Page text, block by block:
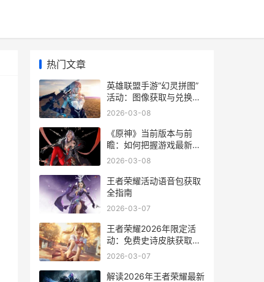
热门文章
英雄联盟手游“幻灵拼图”
活动：图像获取与兑换全
解析
2026-03-08
《原神》当前版本与前
瞻：如何把握游戏最新动
态
2026-03-08
王者荣耀活动语音包获取
全指南
2026-03-07
王者荣耀2026年限定活
动：免费史诗皮肤获取全
解析
2026-03-07
解读2026年王者荣耀最新